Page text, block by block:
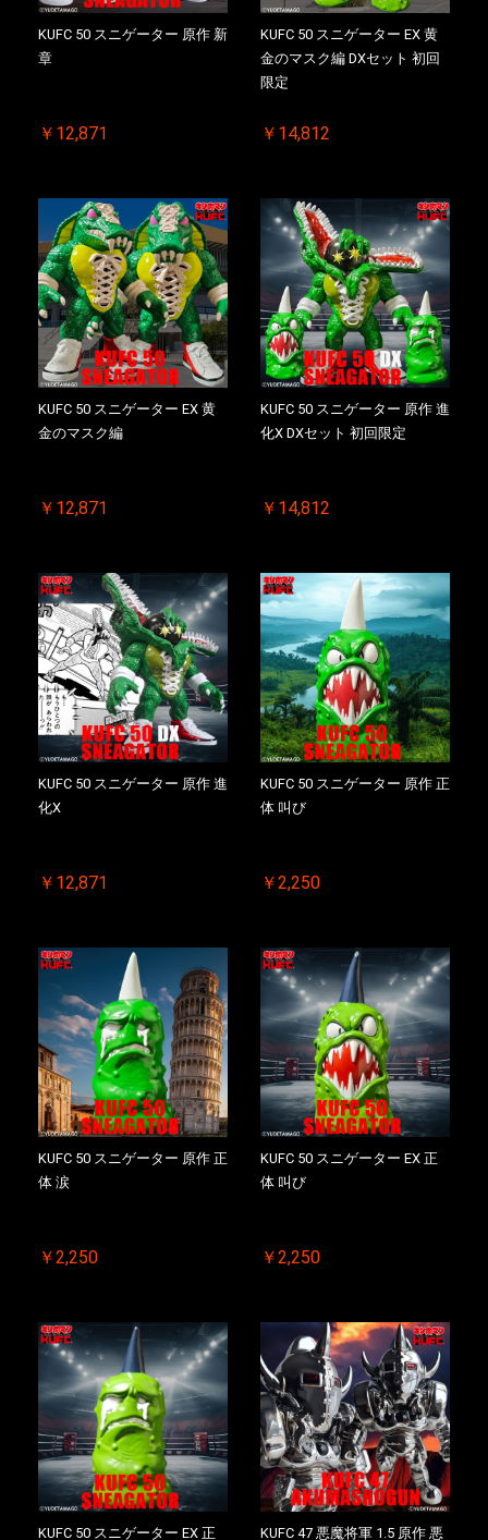
KUFC 50 スニゲーター 原作 新
章
￥12,871
KUFC 50 スニゲーター EX 黄
金のマスク編 DXセット 初回
限定
￥14,812
KUFC 50 スニゲーター EX 黄
金のマスク編
￥12,871
KUFC 50 スニゲーター 原作 進
化X DXセット 初回限定
￥14,812
KUFC 50 スニゲーター 原作 進
化X
￥12,871
KUFC 50 スニゲーター 原作 正
体 叫び
￥2,250
KUFC 50 スニゲーター 原作 正
体 涙
￥2,250
KUFC 50 スニゲーター EX 正
体 叫び
￥2,250
KUFC 50 スニゲーター EX 正 KUFC 47 悪魔将軍 1.5 原作 悪